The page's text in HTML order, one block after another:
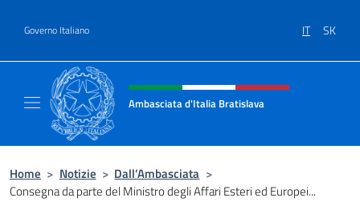
Governo Italiano IT SK
Intestazione sito, social e menù
Ambasciata d'Italia Bratislava
Home > Notizie > Dall’Ambasciata >
Consegna da parte del Ministro degli Affari Esteri ed Europei...